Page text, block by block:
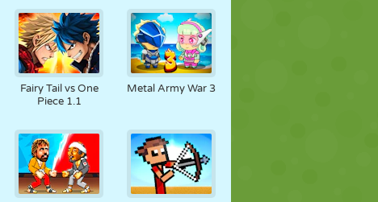
Fairy Tail vs One
Piece 1.1
Metal Army War 3